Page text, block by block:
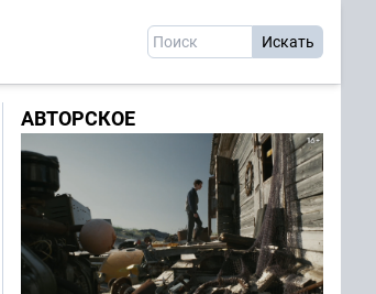
АВТОРСКОЕ